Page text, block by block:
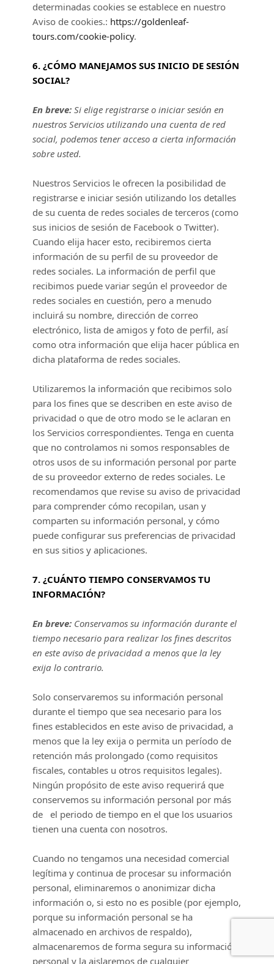
determinadas cookies se establece en nuestro
Aviso de cookies.: https://goldenleaf-
tours.com/cookie-policy.
6. ¿CÓMO MANEJAMOS SUS INICIO DE SESIÓN
SOCIAL?
En breve: Si elige registrarse o iniciar sesión en
nuestros Servicios utilizando una cuenta de red
social, podemos tener acceso a cierta información
sobre usted.
Nuestros Servicios le ofrecen la posibilidad de
registrarse e iniciar sesión utilizando los detalles
de su cuenta de redes sociales de terceros (como
sus inicios de sesión de Facebook o Twitter).
Cuando elija hacer esto, recibiremos cierta
información de su perfil de su proveedor de
redes sociales. La información de perfil que
recibimos puede variar según el proveedor de
redes sociales en cuestión, pero a menudo
incluirá su nombre, dirección de correo
electrónico, lista de amigos y foto de perfil, así
como otra información que elija hacer pública en
dicha plataforma de redes sociales.
Utilizaremos la información que recibimos solo
para los fines que se describen en este aviso de
privacidad o que de otro modo se le aclaran en
los Servicios correspondientes. Tenga en cuenta
que no controlamos ni somos responsables de
otros usos de su información personal por parte
de su proveedor externo de redes sociales. Le
recomendamos que revise su aviso de privacidad
para comprender cómo recopilan, usan y
comparten su información personal, y cómo
puede configurar sus preferencias de privacidad
en sus sitios y aplicaciones.
7. ¿CUÁNTO TIEMPO CONSERVAMOS TU
INFORMACIÓN?
En breve: Conservamos su información durante el
tiempo necesario para realizarlos fines descritos
en este aviso de privacidad a menos que la ley
exija lo contrario.
Solo conservaremos su información personal
durante el tiempo que sea necesario para los
fines establecidos en este aviso de privacidad, a
menos que la ley exija o permita un período de
retención más prolongado (como requisitos
fiscales, contables u otros requisitos legales).
Ningún propósito de este aviso requerirá que
conservemos su información personal por más
de
el periodo de tiempo en el que los usuarios
tienen una cuenta con nosotros.
Cuando no tengamos una necesidad comercial
legítima y continua de procesar su información
personal, eliminaremos o anonimizardicha
información o, si esto no es posible (por ejemplo,
porque su información personal se ha
almacenado en archivos de respaldo),
almacenaremos de forma segura su información
personal y la aislaremos de cualquier